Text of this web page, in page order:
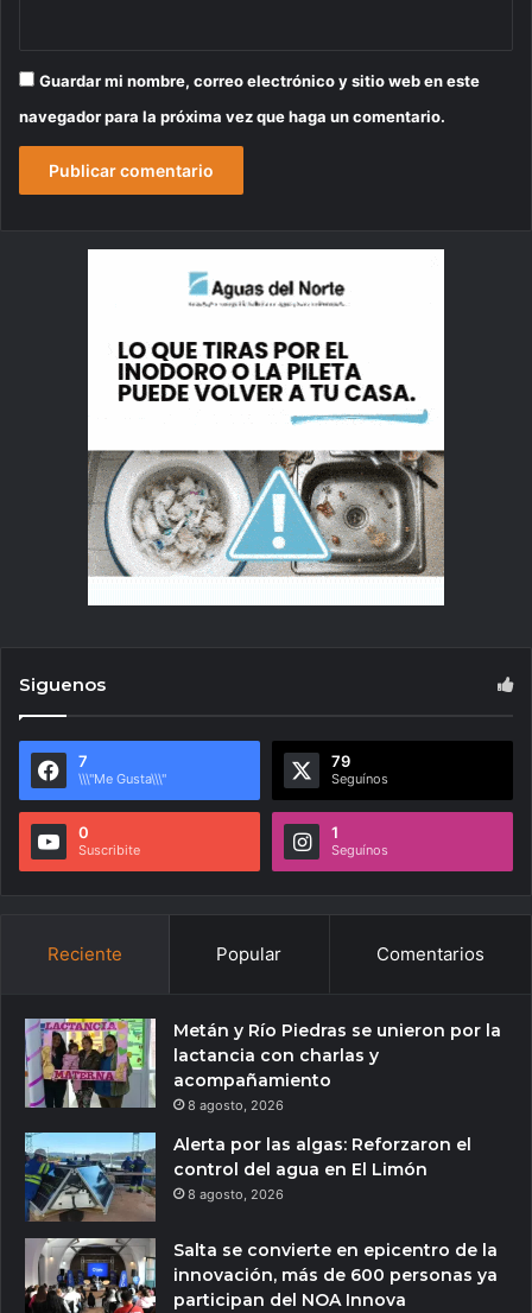
Guardar mi nombre, correo electrónico y sitio web en este
navegador para la próxima vez que haga un comentario.
Siguenos
7
\\\"Me Gusta\\\"
79
Seguínos
0
Suscribite
1
Seguínos
Reciente Popular Comentarios
Metán y Río Piedras se unieron por la
lactancia con charlas y
acompañamiento
8 agosto, 2026
Alerta por las algas: Reforzaron el
control del agua en El Limón
8 agosto, 2026
Salta se convierte en epicentro de la
innovación, más de 600 personas ya
participan del NOA Innova